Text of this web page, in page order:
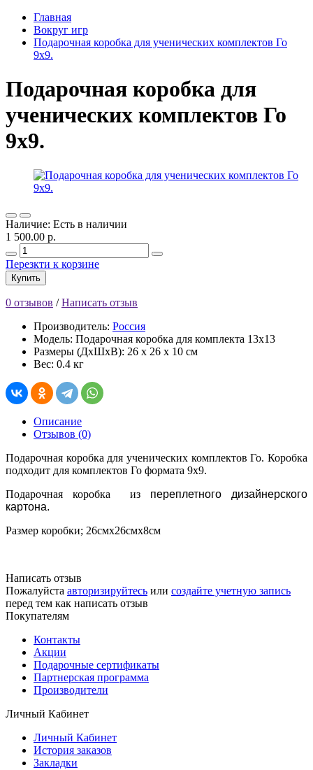
Главная
Вокруг игр
Подарочная коробка для ученических комплектов Го
9х9.
Подарочная коробка для
ученических комплектов Го
9х9.
Наличие: Есть в наличии
1 500.00 р.
Перезкти к корзине
Купить
0 отзывов /Написать отзыв
Производитель: Россия
Модель: Подарочная коробка для комплекта 13х13
Размеры (ДхШхВ): 26 x 26 x 10 см
Вес: 0.4 кг
Описание
Отзывов (0)
Подарочная коробка для ученических комплектов Го. Коробка
подходит для комплектов Го формата 9х9.
Подарочная коробка из переплетного дизайнерского
картона.
Размер коробки; 26смх26смх8см
Написать отзыв
Пожалуйста авторизируйтесь или создайте учетную запись
перед тем как написать отзыв
Покупателям
Контакты
Акции
Подарочные сертификаты
Партнерская программа
Производители
Личный Кабинет
Личный Кабинет
История заказов
Закладки